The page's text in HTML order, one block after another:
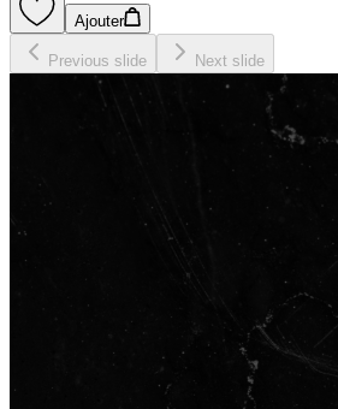
Ajouter
Previous slide Next slide